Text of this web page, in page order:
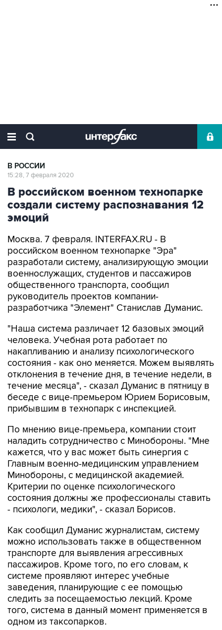
В РОССИИ
15:28, 7 февраля 2020
В российском военном технопарке
создали систему распознавания 12
эмоций
Москва. 7 февраля. INTERFAX.RU - В
российском военном технопарке "Эра"
разработали систему, анализирующую эмоции
военнослужащих, студентов и пассажиров
общественного транспорта, сообщил
руководитель проектов компании-
разработчика "Элемент" Станислав Думанис.
"Наша система различает 12 базовых эмоций
человека. Учебная рота работает по
накапливанию и анализу психологического
состояния - как оно меняется. Можем выявлять
отклонения в течение дня, в течение недели, в
течение месяца", - сказал Думанис в пятницу в
беседе с вице-премьером Юрием Борисовым,
прибывшим в технопарк с инспекцией.
По мнению вице-премьера, компании стоит
наладить сотрудничество с Минобороны. "Мне
кажется, что у вас может быть синергия с
Главным военно-медицинским управлением
Минобороны, с медицинской академией.
Критерии по оценке психологического
состояния должны же профессионалы ставить
- психологи, медики", - сказал Борисов.
Как сообщил Думанис журналистам, систему
можно использовать также в общественном
транспорте для выявления агрессивных
пассажиров. Кроме того, по его словам, к
системе проявляют интерес учебные
заведения, планирующие с ее помощью
следить за посещаемостью лекций. Кроме
того, система в данный момент применяется в
одном из таксопарков.